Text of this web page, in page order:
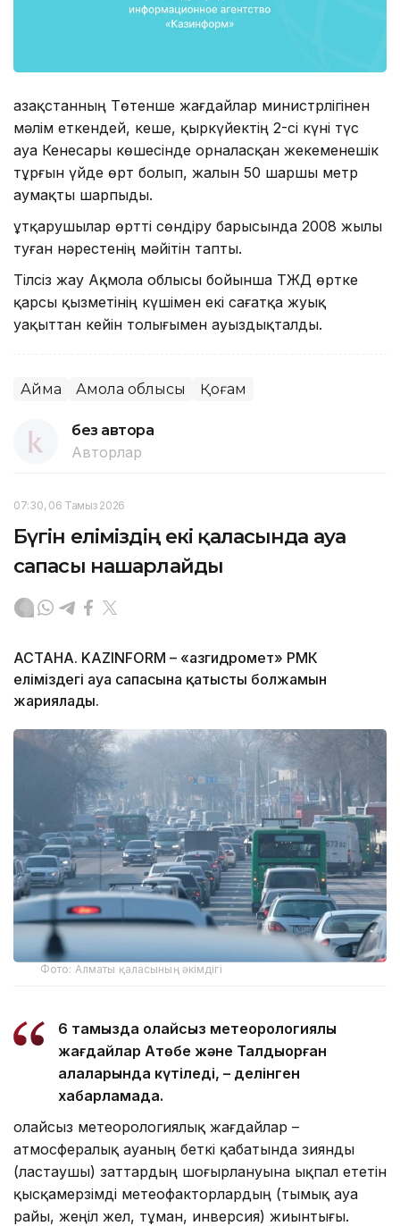
Қазақстанның Төтенше жағдайлар министрлігінен
мәлім еткендей, кеше, қыркүйектің 2-сі күні түс
ауа Кенесары көшесінде орналасқан жекеменешік
тұрғын үйде өрт болып, жалын 50 шаршы метр
аумақты шарпыды.
Құтқарушылар өртті сөндіру барысында 2008 жылы
туған нәрестенің мәйітін тапты.
Тілсіз жау Ақмола облысы бойынша ТЖД өртке
қарсы қызметінің күшімен екі сағатқа жуық
уақыттан кейін толығымен ауыздықталды.
Аймақ Ақмола облысы Қоғам
без автора
Авторлар
07:30, 06 Тамыз 2026
Бүгін еліміздің екі қаласында ауа
сапасы нашарлайды
АСТАНА. KAZINFORM – «Қазгидромет» РМК
еліміздегі ауа сапасына қатысты болжамын
жариялады.
Фото: Алматы қаласының әкімдігі
6 тамызда қолайсыз метеорологиялық
жағдайлар Ақтөбе және Талдықорған
қалаларында күтіледі, – делінген
хабарламада.
Қолайсыз метеорологиялық жағдайлар –
атмосфералық ауаның беткі қабатында зиянды
(ластаушы) заттардың шоғырлануына ықпал ететін
қысқамерзімді метеофакторлардың (тымық ауа
райы, жеңіл жел, тұман, инверсия) жиынтығы.